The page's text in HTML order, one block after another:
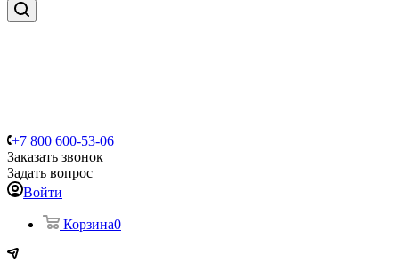
+7 800 600-53-06
Заказать звонок
Задать вопрос
Войти
Корзина0